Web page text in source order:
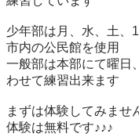
少年部は月、水、土、
市内の公民館を使用
一般部は本部にて曜日
わせて練習出来ます
まずは体験してみませ
体験は無料です♪♪♪